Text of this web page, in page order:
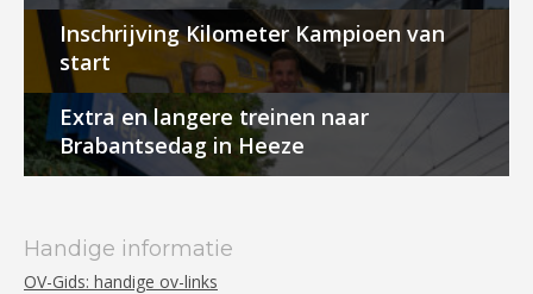
Inschrijving Kilometer Kampioen van
start
Extra en langere treinen naar
Brabantsedag in Heeze
Handige informatie
OV-Gids: handige ov-links